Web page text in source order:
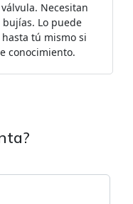
Necesitan
Lo puede
tú mismo si
conocimiento.